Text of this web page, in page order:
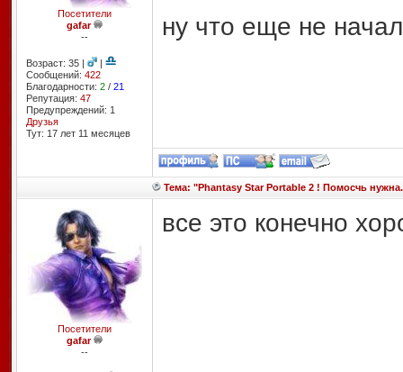
Посетители
gafar
--
Возраст: 35 |
|
Сообщений: 422
Благодарности: 2/ 21
Репутация: 47
Предупреждений: 1
Друзья
Тут: 17 лет 11 месяцев
ну что еще не
Тема: "Phantasy Star Portable 2 ! Помосчь
Посетители
gafar
--
все это конечно